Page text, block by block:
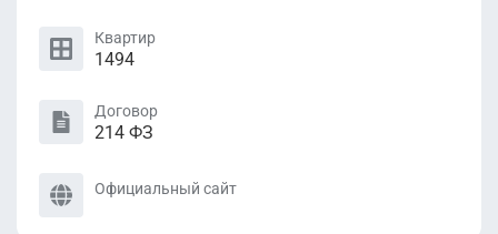
Квартир
1494
Договор
214 ФЗ
Официальный сайт